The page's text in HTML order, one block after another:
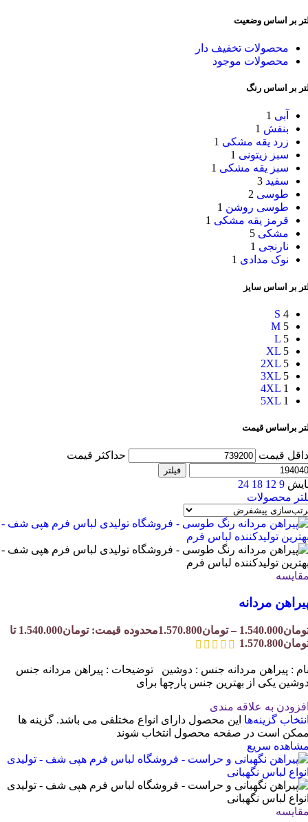
بر اساس وضعیت
محصولات تخفیف دار
محصولات موجود
بر اساس رنگ
آبی 1
بنفش 1
زرد یقه مشکی 1
سبز زیتونی 1
سبز یقه مشکی 1
سفید 3
طوسی 2
طوسی روشن 1
قرمز یقه مشکی 1
مشکی 5
نارنجی 1
نوک مدادی 1
بر اساس سایز
S 4
M 5
L 5
XL 5
2XL 5
3XL 5
4XL 1
5XL 1
براساس قیمت
قیمت حداکثر قیمت
فیلتر
9
12
18
24
محصولات
مردانه
1.540.000
– تومان1.570.800
محدوده قیمت: تومان1.540.000 تا
: پیراهن مردانه جنس : دوشین توضیحات : پیراهن مردانه جنس
یکی از بهترین جنس پارچها برای
به علاقه مندی
گزینه‌ها این محصول دارای انواع مختلفی می باشد. گزینه ها
است در صفحه محصول انتخاب شوند
سریع